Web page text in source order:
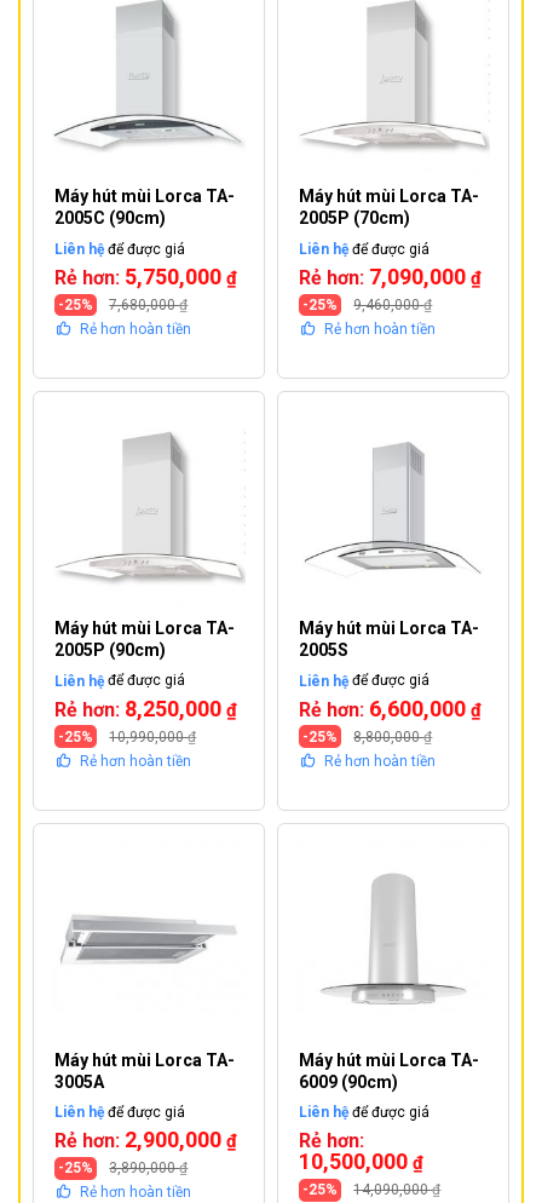
Máy hút mùi Lorca TA-
2005C (90cm)
Liên hệđể được giá
Rẻ hơn: 5,750,000 ₫
7,680,000₫
-25%
Rẻ hơn hoàn tiền
Máy hút mùi Lorca TA-
2005P (70cm)
Liên hệđể được giá
Rẻ hơn: 7,090,000 ₫
9,460,000₫
-25%
Rẻ hơn hoàn tiền
Máy hút mùi Lorca TA-
2005P (90cm)
Liên hệđể được giá
Rẻ hơn: 8,250,000 ₫
10,990,000₫
-25%
Rẻ hơn hoàn tiền
Máy hút mùi Lorca TA-
2005S
Liên hệđể được giá
Rẻ hơn: 6,600,000 ₫
8,800,000₫
-25%
Rẻ hơn hoàn tiền
Máy hút mùi Lorca TA-
3005A
Liên hệđể được giá
Rẻ hơn: 2,900,000 ₫
3,890,000₫
-25%
Rẻ hơn hoàn tiền
Máy hút mùi Lorca TA-
6009 (90cm)
Liên hệđể được giá
Rẻ hơn:
10,500,000 ₫
14,090,000₫
-25%